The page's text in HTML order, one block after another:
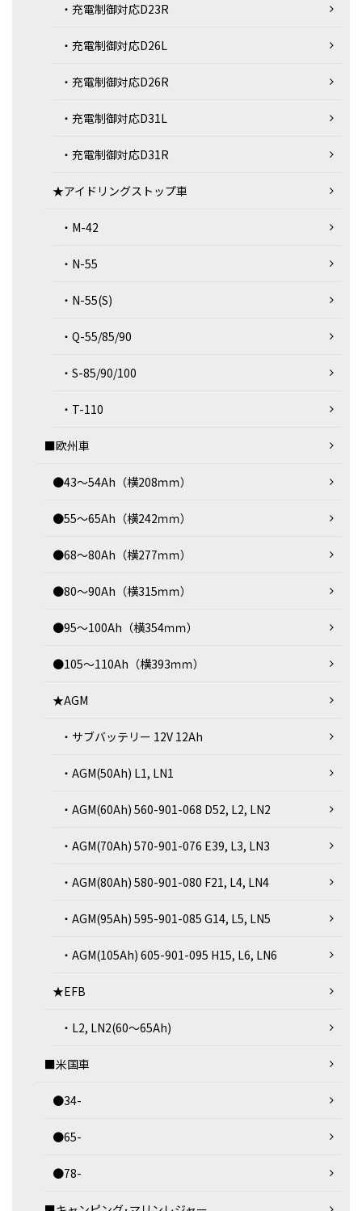
・充電制御対応D23R
・充電制御対応D26L
・充電制御対応D26R
・充電制御対応D31L
・充電制御対応D31R
★アイドリングストップ車
・M-42
・N-55
・N-55(S)
・Q-55/85/90
・S-85/90/100
・T-110
■欧州車
●43～54Ah（横208ｍｍ）
●55～65Ah（横242ｍｍ）
●68～80Ah（横277ｍｍ）
●80～90Ah（横315ｍｍ）
●95～100Ah（横354ｍｍ）
●105～110Ah（横393ｍｍ）
★AGM
・サブバッテリー 12V 12Ah
・AGM(50Ah) L1, LN1
・AGM(60Ah) 560-901-068 D52, L2, LN2
・AGM(70Ah) 570-901-076 E39, L3, LN3
・AGM(80Ah) 580-901-080 F21, L4, LN4
・AGM(95Ah) 595-901-085 G14, L5, LN5
・AGM(105Ah) 605-901-095 H15, L6, LN6
★EFB
・L2, LN2(60～65Ah)
■米国車
●34-
●65-
●78-